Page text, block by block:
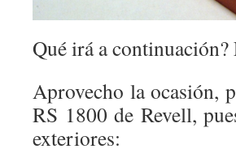
Qué irá a
Aprovecho la ocasión,
RS 1800 de Revell,
exteriores: